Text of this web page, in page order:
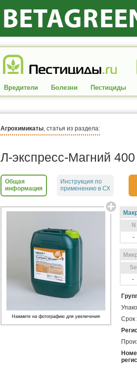
Вредители Болезни Пестициды
Агрохимикаты, статья из раздела:
Л-экспресс-Магний 400
Общая
информация
Инструкция по
применению в СХ
N
-
Sе
-
Срок
Нажмите на фотографию для увеличения